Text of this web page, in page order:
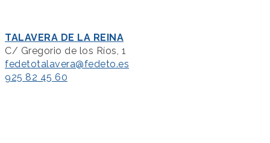
TALAVERA DE LA REINA
C/ Gregorio de los Ríos, 1
fedetotalavera@fedeto.es
925 82 45 60